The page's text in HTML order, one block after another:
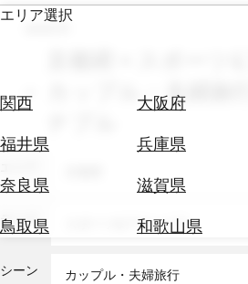
エリア選択
関西 大阪府
福井県
兵庫県
奈良県
滋賀県
鳥取県
和歌山県
エ
券
テ
を
search
京都府 × スポーツ
カップル・夫婦旅
テーマ スポーツ&アウトドア
シーン カップル・夫婦旅行